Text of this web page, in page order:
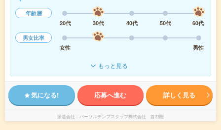
年齢層
20代
30代 40代 50代
60代
男女比率
女性
男性
もっと見る
気になる! 応募へ進む 詳しく見る
派遣会社 パーソルテンプスタッフ株式会社 首都圏